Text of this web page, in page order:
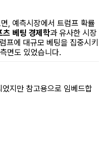
, 예측시장에서 트럼프 확률
츠 베팅 경제학과 유사한 시장
프에 대규모 베팅을 집중시키
면도 있었습니다.
지만 참고용으로 임베드합